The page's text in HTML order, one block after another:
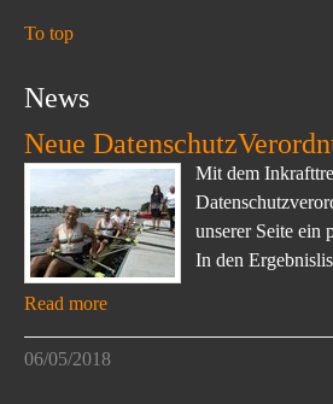
To top
News
Neue
Mit dem
unserer Seite ein
In den
Read more
06/05/2018